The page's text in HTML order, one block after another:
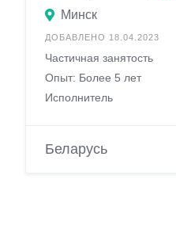
Минск
ДОБАВЛЕНО 18.04.2023
Частичная занятость
Опыт: Более 5 лет
Исполнитель
Беларусь